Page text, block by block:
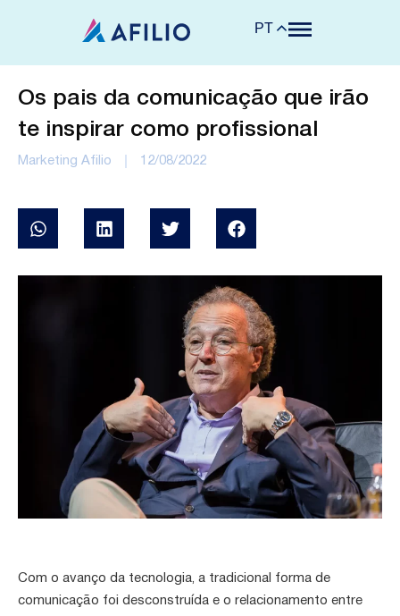
PT
Os pais da comunicação que irão
te inspirar como profissional
Marketing Afilio 12/08/2022
Com o avanço da tecnologia, a tradicional forma de
comunicação foi desconstruída e o relacionamento entre